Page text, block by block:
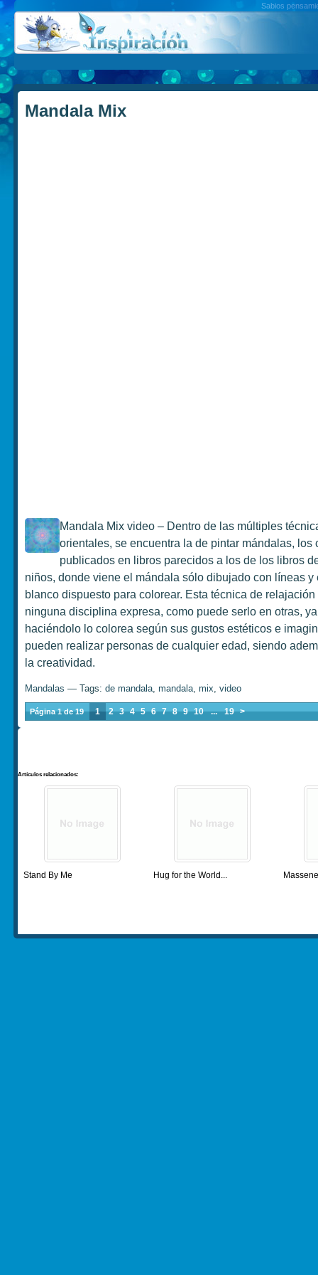
Sabios
Mandala Mix
Mandala Mix video – Dentro de las múltiples
orientales, se encuentra la de pintar mándalas, los
publicados en libros parecidos a los de los libros
niños, donde viene el mándala sólo dibujado con líneas y
blanco dispuesto para colorear. Esta técnica de
ninguna disciplina expresa, como puede serlo en otras,
haciéndolo lo colorea según sus gustos estéticos e
pueden realizar personas de cualquier edad, siendo
la creatividad.
Mandalas — Tags: de mandala, mandala, mix, video
Página 1 de 19 1 2 3 4 5 6 7 8 9 10 ... 19 >
Artículos relacionados:
Stand By Me Hug for the World ...